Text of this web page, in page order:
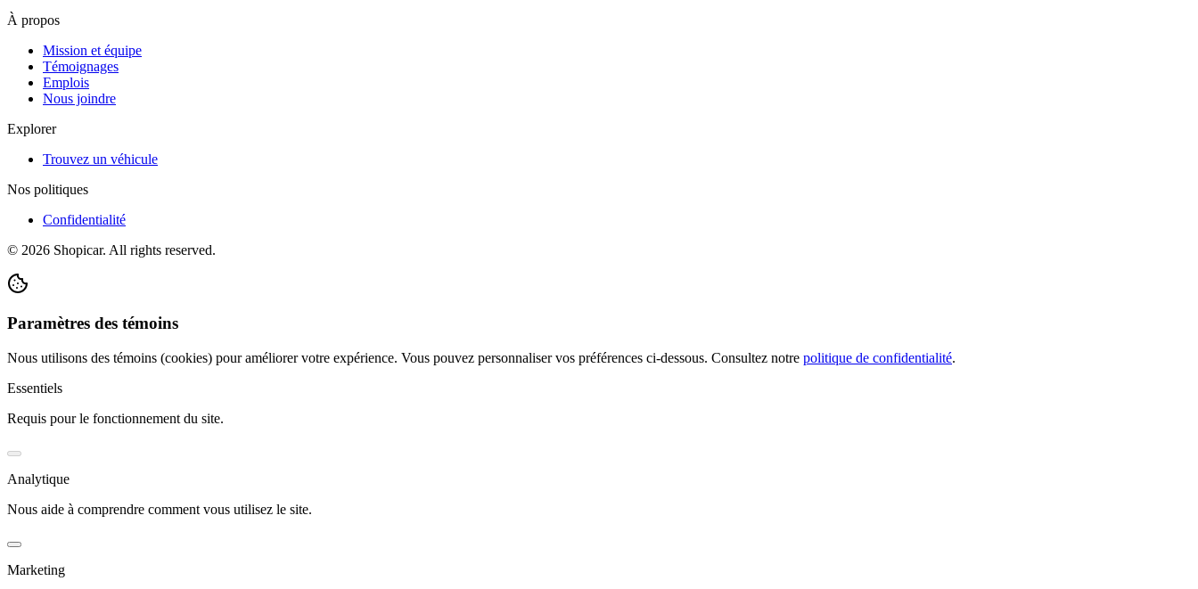
À propos
Mission et équipe
Témoignages
Emplois
Nous joindre
Explorer
Trouvez un véhicule
Nos politiques
Confidentialité
© 2026 Shopicar. All rights reserved.
Paramètres des témoins
Nous utilisons des témoins (cookies) pour améliorer votre expérience. Vous pouvez personnaliser vos préférences ci-dessous. Consultez notre politique de confidentialité.
Essentiels
Requis pour le fonctionnement du site.
Analytique
Nous aide à comprendre comment vous utilisez le site.
Marketing